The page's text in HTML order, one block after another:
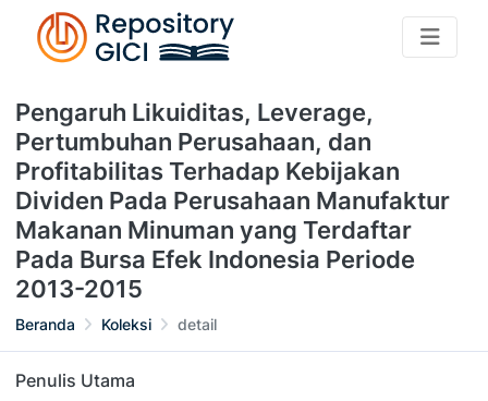
Pengaruh Likuiditas, Leverage,
Pertumbuhan Perusahaan, dan
Profitabilitas Terhadap Kebijakan
Dividen Pada Perusahaan Manufaktur
Makanan Minuman yang Terdaftar
Pada Bursa Efek Indonesia Periode
2013-2015
Beranda Koleksi detail
Penulis Utama